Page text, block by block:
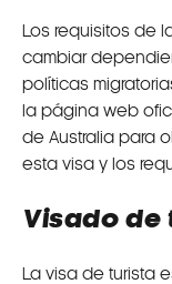
Los requisitos de
cambiar
políticas
la página web
de Australia para
esta visa y los
Visado de
La visa de turista